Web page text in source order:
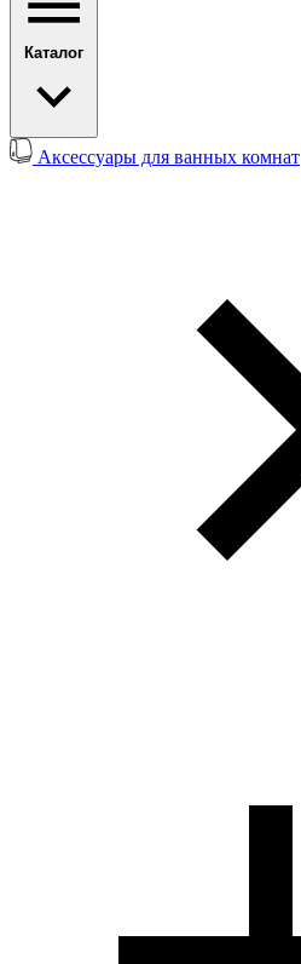
Каталог
Аксессуары для ванных комнат